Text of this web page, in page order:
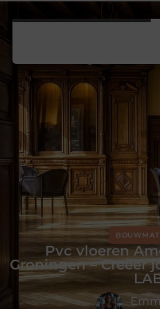
Pvc vloeren
Groningen – Creëer